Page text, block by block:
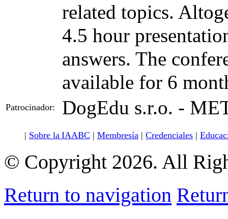
related topics.
4.5 hour
answers. The
available for 6
Patrocinador: DogEdu s.r.o. -
| Sobre la IAABC | Membresía | Credenciales |
© Copyright 2026. All
Return to navigation